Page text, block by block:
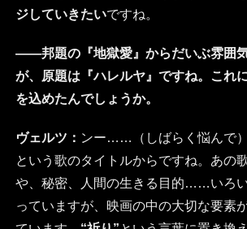
ジしていきたいですね。
――邦題の『地獄愛』からだいぶ雰囲
が、原題は『ハレルヤ』ですね。これ
を込めたんでしょうか。
ヴェルツ： ンー……（しばらく悩んで）
という歌のタイトルからですね。あの
や、秘密、人間の生きる目的……いろ
っていますが、映画の中の大切な要素